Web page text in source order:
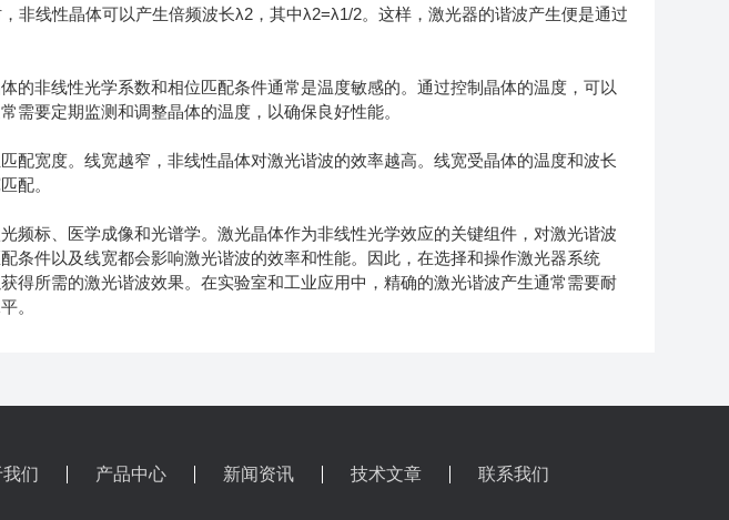
非线性晶体可以产生倍频波长λ2，其中λ2=λ1/2。这样，激光器的谐波产生便是通过
非线性光学系数和相位匹配条件通常是温度敏感的。通过控制晶体的温度，可以
需要定期监测和调整晶体的温度，以确保良好性能。
宽度。线宽越窄，非线性晶体对激光谐波的效率越高。线宽受晶体的温度和波长
配。
标、医学成像和光谱学。激光晶体作为非线性光学效应的关键组件，对激光谐波
条件以及线宽都会影响激光谐波的效率和性能。因此，在选择和操作激光器系统
得所需的激光谐波效果。在实验室和工业应用中，精确的激光谐波产生通常需要耐
。
们 产品中心 新闻资讯 技术文章 联系我们